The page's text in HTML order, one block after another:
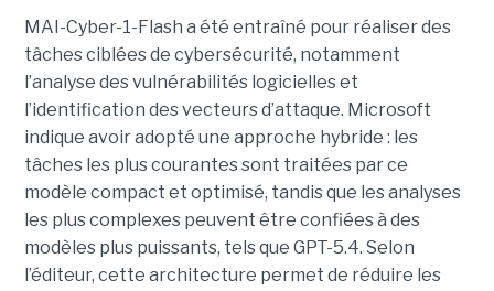
MAI-Cyber-1-Flash a été entraîné pour réaliser des
tâches ciblées de cybersécurité, notamment
l’analyse des vulnérabilités logicielles et
l’identification des vecteurs d’attaque. Microsoft
indique avoir adopté une approche hybride : les
tâches les plus courantes sont traitées par ce
modèle compact et optimisé, tandis que les analyses
les plus complexes peuvent être confiées à des
modèles plus puissants, tels que GPT-5.4. Selon
l’éditeur, cette architecture permet de réduire les